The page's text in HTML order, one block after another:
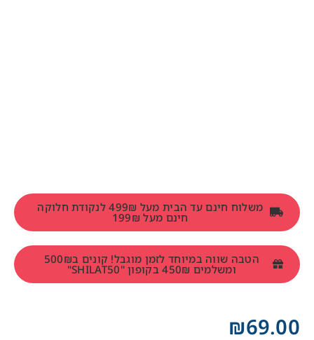
₪69.00
משלוח חינם עד הבית מעל 499₪ לנקודת חלוקה
חינם מעל 199₪
הטבה שווה במיוחד לזמן מוגבל! קונים ב500₪
ומשלמים 450₪ בקופון "SHILAT50"